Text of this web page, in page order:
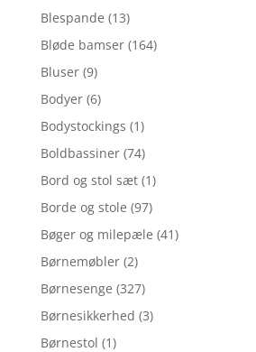
Blespande (13)
Bløde bamser (164)
Bluser (9)
Bodyer (6)
Bodystockings (1)
Boldbassiner (74)
Bord og stol sæt (1)
Borde og stole (97)
Bøger og milepæle (41)
Børnemøbler (2)
Børnesenge (327)
Børnesikkerhed (3)
Børnestol (1)